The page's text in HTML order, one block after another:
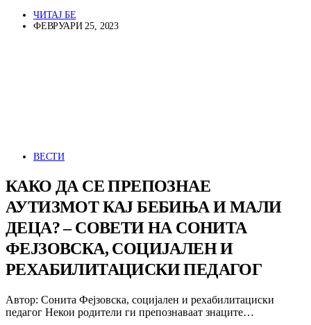
ЧИТАЈ БЕ
ФЕВРУАРИ 25, 2023
ВЕСТИ
КАКО ДА СЕ ПРЕПОЗНАЕ
АУТИЗМОТ КАЈ БЕБИЊА И МАЛИ
ДЕЦА? – СОВЕТИ НА СОНИТА
ФЕЈЗОВСКА, СОЦИЈАЛЕН И
РЕХАБИЛИТАЦИСКИ ПЕДАГОГ
Автор: Сонита Фејзовска, социјален и рехабилитациски
педагог Некои родители ги препознаваат знаците…